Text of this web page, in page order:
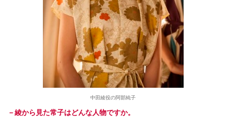
中田綾役の阿部純子
－綾から見た常子はどんな人物ですか。